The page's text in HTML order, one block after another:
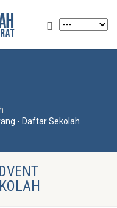
- Daftar Sekolah